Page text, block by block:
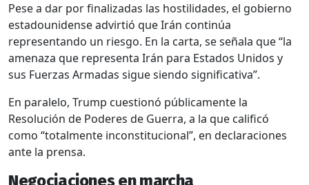
Pese a dar por finalizadas las hostilidades, el gobierno
estadounidense advirtió que Irán continúa
representando un riesgo. En la carta, se señala que “la
amenaza que representa Irán para Estados Unidos y
sus Fuerzas Armadas sigue siendo significativa”.
En paralelo, Trump cuestionó públicamente la
Resolución de Poderes de Guerra, a la que calificó
como “totalmente inconstitucional”, en declaraciones
ante la prensa.
Negociaciones en marcha